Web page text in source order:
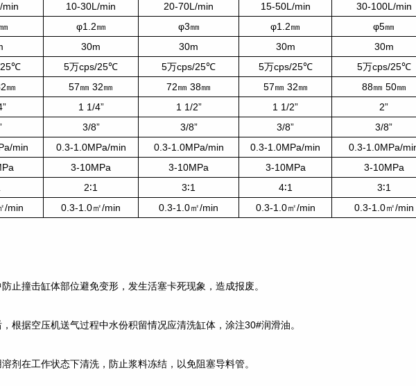
min 10-30L/min 20-70L/min 15-50L/min
30-100L/min
φ1.2㎜ φ3㎜ φ1.2㎜
φ5㎜
30m 30m 30m
30m
25℃ 5万cps/25℃ 5万cps/25℃ 5万cps/25℃
5万cps/25℃
㎜ 57㎜ 32㎜ 72㎜ 38㎜ 57㎜ 32㎜
88㎜ 50㎜
1 1/4” 1 1/2” 1 1/2”
2”
3/8” 3/8” 3/8”
3/8”
min 0.3-1.0MPa/min 0.3-1.0MPa/min 0.3-1.0MPa/min
0.3-1.0MPa/
3-10MPa 3-10MPa 3-10MPa
3-10MPa
2∶1 3∶1 4∶1
3∶1
/min 0.3-1.0㎡/min 0.3-1.0㎡/min 0.3-1.0㎡/min 0.3-1.0㎡/min
止撞击缸体部位避免变形，发生活塞卡死现象，造成报废。
根据空压机送气过程中水份积留情况应清洗缸体，涂注30#润滑油。
剂在工作状态下清洗，防止浆料冻结，以免阻塞导料管。